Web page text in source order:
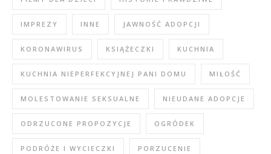
IMPREZY INNE JAWNOŚĆ ADOPCJI
KORONAWIRUS KSIĄŻECZKI KUCHNIA
KUCHNIA NIEPERFEKCYJNEJ PANI DOMU MIŁOŚĆ
MOLESTOWANIE SEKSUALNE NIEUDANE ADOPCJE
ODRZUCONE PROPOZYCJE OGRÓDEK
PODRÓŻE I WYCIECZKI PORZUCENIE